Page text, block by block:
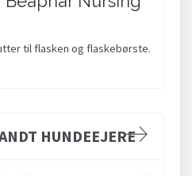
til flasken og flaskebørste.
HUNDEEJERE